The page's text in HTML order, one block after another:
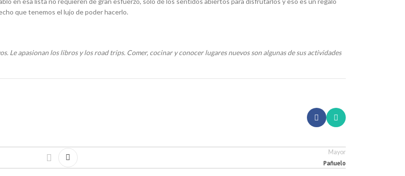
que tenemos el lujo de poder hacerlo.
Le apasionan los libros y los road trips. Comer, cocinar y conocer lugares nuevos son algunas de sus actividades
Mayor
Pañuelo